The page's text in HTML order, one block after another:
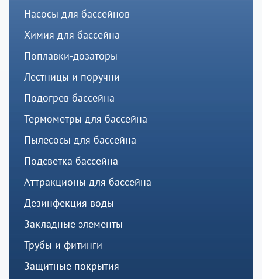
Насосы для бассейнов
Химия для бассейна
Поплавки-дозаторы
Лестницы и поручни
Подогрев бассейна
Термометры для бассейна
Пылесосы для бассейна
Подсветка бассейна
Аттракционы для бассейна
Дезинфекция воды
Закладные элементы
Трубы и фитинги
Защитные покрытия